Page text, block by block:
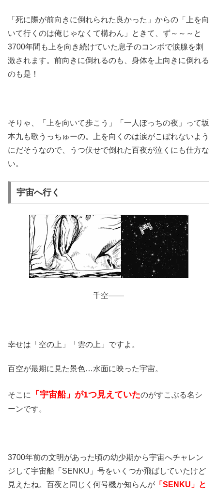
「死に際が前向きに倒れられた良かった」からの「上を向
いて行くのは俺じゃなくて構わん」ときて、ず～～～と
3700年間も上を向き続けていた息子のコンボで涙腺を刺
激されます。前向きに倒れるのも、身体を上向きに倒れる
のも是！
そりゃ、「上を向いて歩こう」「一人ぼっちの夜」って坂
本九も歌うっちゅーの。上を向くのは涙がこぼれないよう
にだそうなので、うつ伏せで倒れた百夜が泣くにも仕方な
い。
宇宙へ行く
千空――
幸せは「空の上」「雲の上」ですよ。
百空が最期に見た景色…水面に映った宇宙。
そこに 「宇宙船」が1つ見えていたのがすこぶる名シ
ーンです。
3700年前の文明があった頃の幼少期から宇宙へチャレン
ジして宇宙船「SENKU」号をいくつか飛ばしていたけど
見えたね。百夜と同じく何号機か知らんが 「SENKU」と